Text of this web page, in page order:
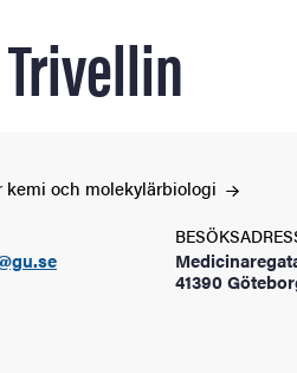
kemi och molekylärbiologi
41390